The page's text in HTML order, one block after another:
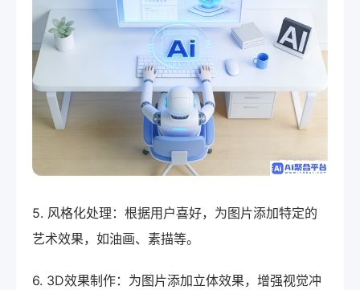
5. 风格化处理：根据用户喜好，为图片添加特定的
艺术效果，如油画、素描等。
6. 3D效果制作：为图片添加立体效果，增强视觉冲